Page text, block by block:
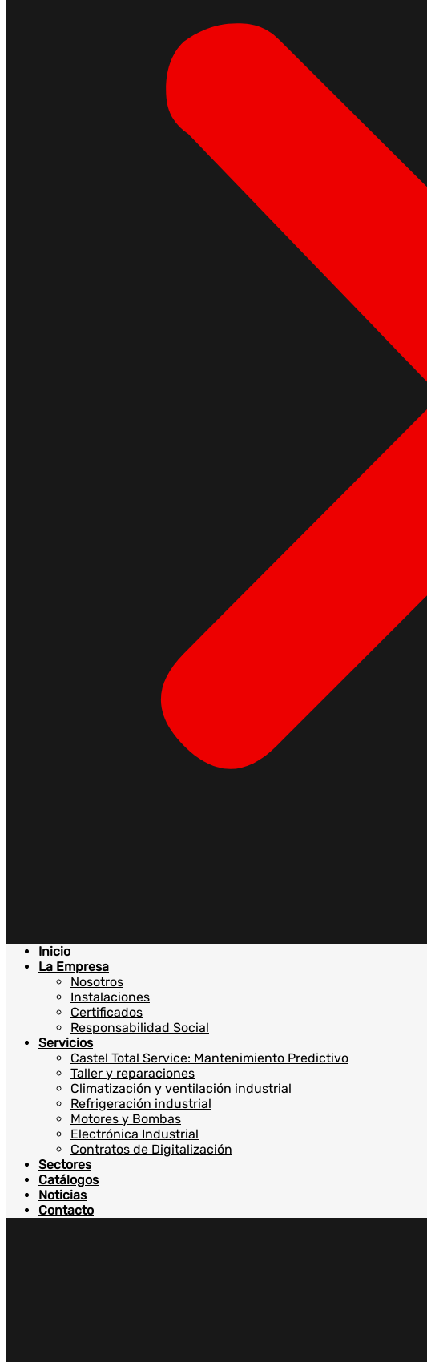
Inicio
La Empresa
Nosotros
Instalaciones
Certificados
Responsabilidad Social
Servicios
Castel Total Service: Mantenimiento Predictivo
Taller y reparaciones
Climatización y ventilación industrial
Refrigeración industrial
Motores y Bombas
Electrónica Industrial
Contratos de Digitalización
Sectores
Catálogos
Noticias
Contacto